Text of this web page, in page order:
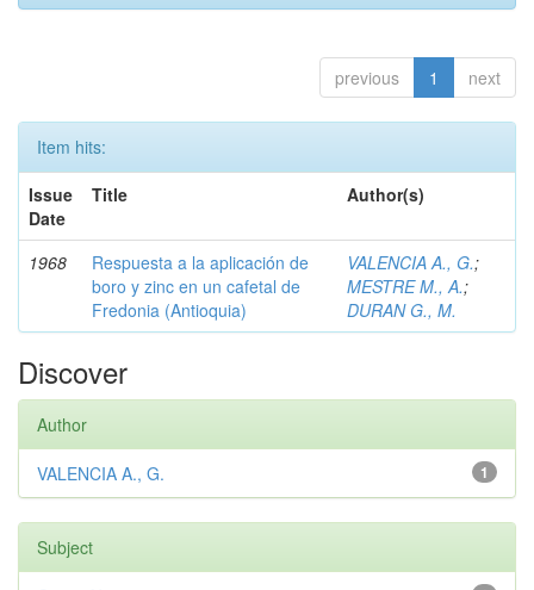
previous 1 next
Item hits:
Issue
Date
Title Author(s)
1968
Respuesta a la aplicación de
boro y zinc en un cafetal de
Fredonia (Antioquia)
VALENCIA A., G.;
MESTRE M., A.;
DURAN G., M.
Discover
Author
1
VALENCIA A., G.
Subject